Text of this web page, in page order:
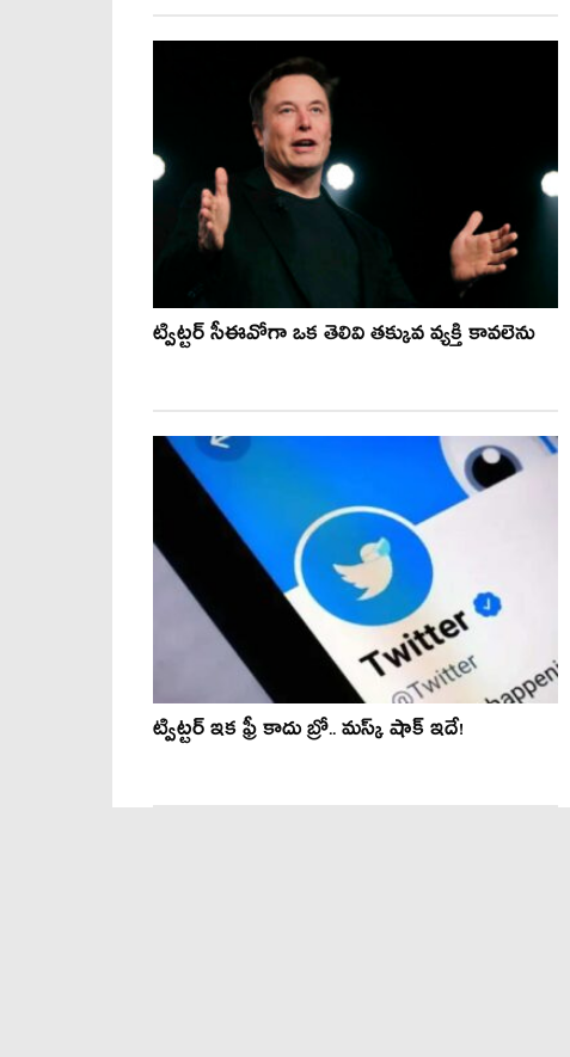
ట్విట్టర్ సీఈవోగా ఒక తెలివి తక్కువ వ్యక్తి కావలెను
ట్విట్ట‌ర్ ఇక ఫ్రీ కాదు బ్రో.. మ‌స్క్ షాక్ ఇదే!